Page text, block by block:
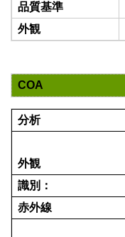
品質基準
外観
COA
分析
外観
識別：
赤外線